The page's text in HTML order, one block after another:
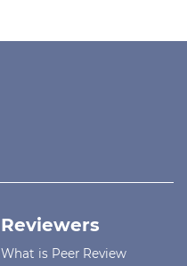
Reviewers
What is Peer Review